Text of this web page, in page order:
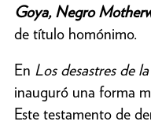
Goya, Negro
de título homónimo.
En Los desastres de
inauguró una forma
Este testamento de